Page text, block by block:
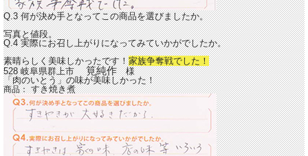
Q.3 何が決め手となってこの商品を選びましたか。
写真と値段。
Q.4 実際にお召し上がりになってみていかがでしたか。
素晴らしく美味しかったです！家族争奪戦でした！
528 岐阜県群上市筧純作様
「肉のいとう」の味が美味しかった！
商品：すき焼き煮